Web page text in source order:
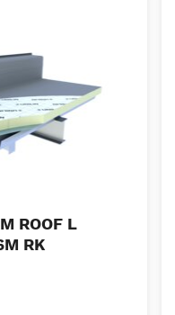
ROOF L
RK